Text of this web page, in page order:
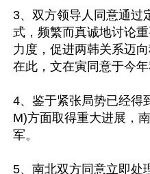
3、双方领导人同意通过
式，频繁而真诚地讨论
力度，促进两韩关系迈
在此，文在寅同意于今年
4、鉴于紧张局势已经得
M)方面取得重大进展，
军。
5、南北双方同意立即处